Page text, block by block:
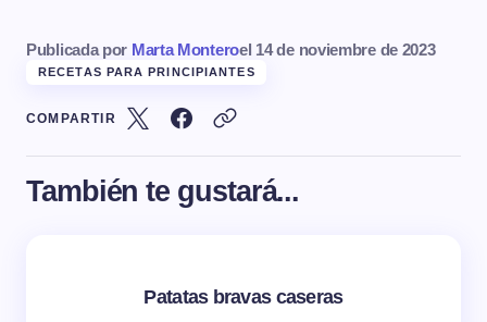
Publicada por Marta Monteroel 14 de noviembre de 2023
RECETAS PARA PRINCIPIANTES
COMPARTIR
También te gustará...
Patatas bravas caseras